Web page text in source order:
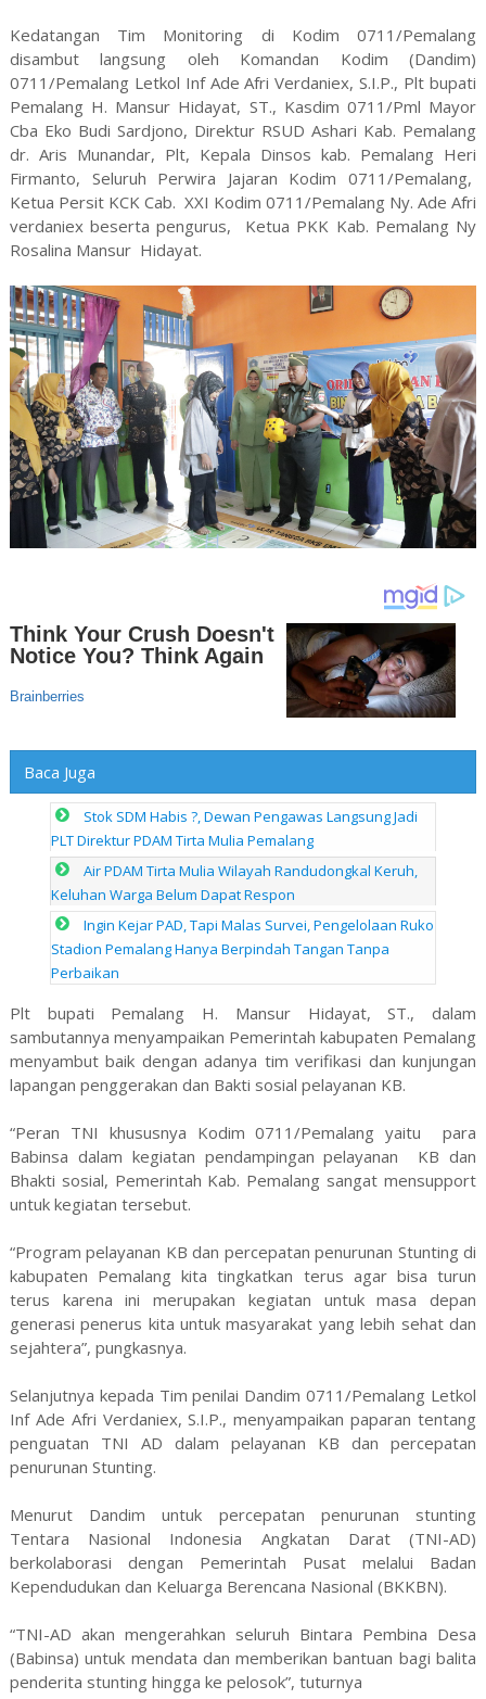
Kedatangan Tim Monitoring di Kodim 0711/Pemalang
disambut langsung oleh Komandan Kodim (Dandim)
0711/Pemalang Letkol Inf Ade Afri Verdaniex, S.I.P., Plt bupati
Pemalang H. Mansur Hidayat, ST., Kasdim 0711/Pml Mayor
Cba Eko Budi Sardjono, Direktur RSUD Ashari Kab. Pemalang
dr. Aris Munandar, Plt, Kepala Dinsos kab. Pemalang Heri
Firmanto, Seluruh Perwira Jajaran Kodim 0711/Pemalang,
Ketua Persit KCK Cab. XXI Kodim 0711/Pemalang Ny. Ade Afri
verdaniex beserta pengurus, Ketua PKK Kab. Pemalang Ny
Rosalina Mansur Hidayat.
Baca Juga
Stok SDM Habis ?, Dewan Pengawas Langsung Jadi
PLT Direktur PDAM Tirta Mulia Pemalang
Air PDAM Tirta Mulia Wilayah Randudongkal Keruh,
Keluhan Warga Belum Dapat Respon
Ingin Kejar PAD, Tapi Malas Survei, Pengelolaan Ruko
Stadion Pemalang Hanya Berpindah Tangan Tanpa
Perbaikan
Plt bupati Pemalang H. Mansur Hidayat, ST., dalam
sambutannya menyampaikan Pemerintah kabupaten Pemalang
menyambut baik dengan adanya tim verifikasi dan kunjungan
lapangan penggerakan dan Bakti sosial pelayanan KB.
“Peran TNI khususnya Kodim 0711/Pemalang yaitu para
Babinsa dalam kegiatan pendampingan pelayanan KB dan
Bhakti sosial, Pemerintah Kab. Pemalang sangat mensupport
untuk kegiatan tersebut.
“Program pelayanan KB dan percepatan penurunan Stunting di
kabupaten Pemalang kita tingkatkan terus agar bisa turun
terus karena ini merupakan kegiatan untuk masa depan
generasi penerus kita untuk masyarakat yang lebih sehat dan
sejahtera”, pungkasnya.
Selanjutnya kepada Tim penilai Dandim 0711/Pemalang Letkol
Inf Ade Afri Verdaniex, S.I.P., menyampaikan paparan tentang
penguatan TNI AD dalam pelayanan KB dan percepatan
penurunan Stunting.
Menurut Dandim untuk percepatan penurunan stunting
Tentara Nasional Indonesia Angkatan Darat (TNI-AD)
berkolaborasi dengan Pemerintah Pusat melalui Badan
Kependudukan dan Keluarga Berencana Nasional (BKKBN).
“TNI-AD akan mengerahkan seluruh Bintara Pembina Desa
(Babinsa) untuk mendata dan memberikan bantuan bagi balita
penderita stunting hingga ke pelosok”, tuturnya